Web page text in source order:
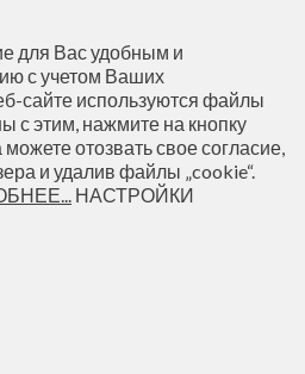
для Вас удобным и
с учетом Ваших
сайте используются файлы
с этим, нажмите на кнопку
отозвать свое согласие,
и удалив файлы „cookie“.
НАСТРОЙКИ